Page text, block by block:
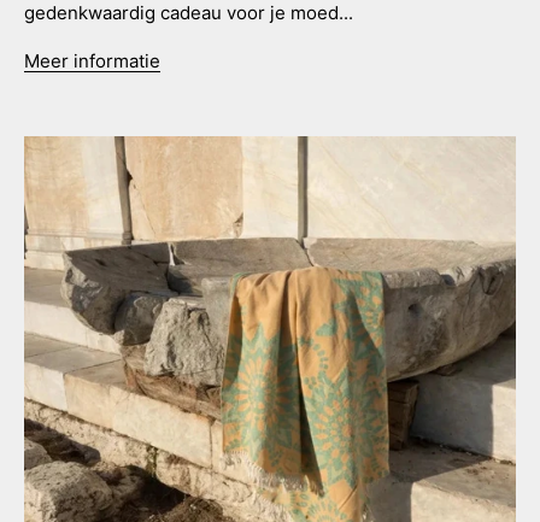
gedenkwaardig cadeau voor je moed...
Meer informatie